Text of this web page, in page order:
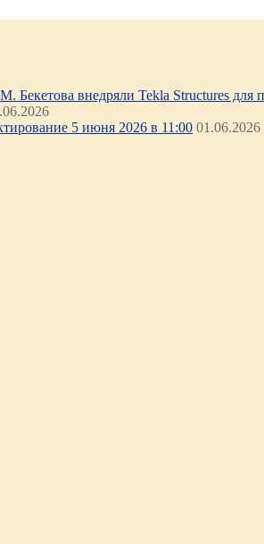
Бекетова внедряли Tekla Structures
5 июня 2026 в 11:00 01.06.2026